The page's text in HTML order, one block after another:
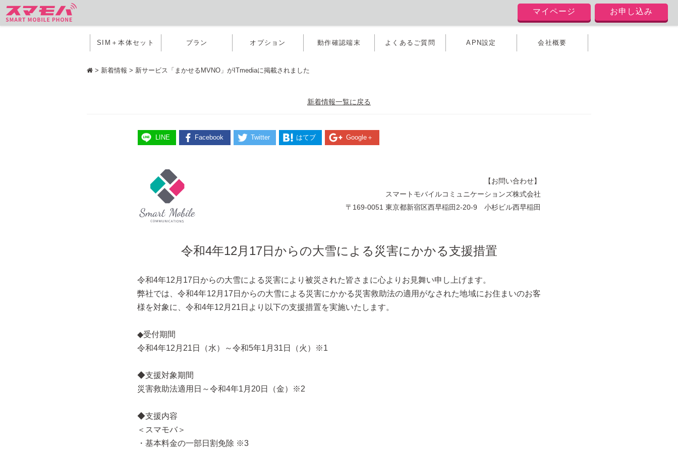
お申し込み
マイページ
SIM＋本体セット プラン オプション 動作確認端末 よくあるご質問 APN設定 会社概要
> 新着情報 > 新サービス「まかせるMVNO」がITmediaに掲載されました
新着情報一覧に戻る
LINE Facebook Twitter はてブ Google＋
【お問い合わせ】
スマートモバイルコミュニケーションズ株式会社
〒169-0051 東京都新宿区西早稲田2-20-9 小杉ビル西早稲田
令和4年12月17日からの大雪による災害にかかる支援措置
令和4年12月17日からの大雪による災害により被災された皆さまに心よりお見舞い申し上げます。
弊社では、令和4年12月17日からの大雪による災害にかかる災害救助法の適用がなされた地域にお住まいのお客
様を対象に、令和4年12月21日より以下の支援措置を実施いたします。
◆受付期間
令和4年12月21日（水）～令和5年1月31日（火）※1
◆支援対象期間
災害救助法適用日～令和4年1月20日（金）※2
◆支援内容
＜スマモバ＞
・基本料金の一部日割免除 ※3